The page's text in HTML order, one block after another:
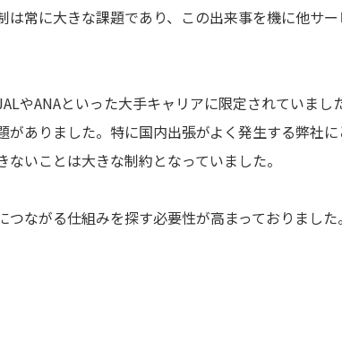
常に大きな課題であり、この出来事を機に他サ
やANAといった大手キャリアに限定されていま
ありました。特に国内出張がよく発生する弊社に
いことは大きな制約となっていました。
ながる仕組みを探す必要性が高まっておりました。